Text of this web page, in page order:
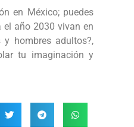
en México; puedes
el año 2030 vivan en
hombres adultos?,
tu imaginación y